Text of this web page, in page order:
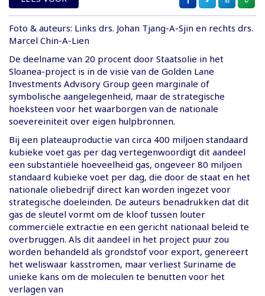
Foto & auteurs: Links drs. Johan Tjang-A-Sjin en rechts drs.
Marcel Chin-A-Lien
De deelname van 20 procent door Staatsolie in het
Sloanea-project is in de visie van de Golden Lane
Investments Advisory Group geen marginale of
symbolische aangelegenheid, maar de strategische
hoeksteen voor het waarborgen van de nationale
soevereiniteit over eigen hulpbronnen.
Bij een plateauproductie van circa 400 miljoen standaard
kubieke voet gas per dag vertegenwoordigt dit aandeel
een substantiële hoeveelheid gas, ongeveer 80 miljoen
standaard kubieke voet per dag, die door de staat en het
nationale oliebedrijf direct kan worden ingezet voor
strategische doeleinden. De auteurs benadrukken dat dit
gas de sleutel vormt om de kloof tussen louter
commerciële extractie en een gericht nationaal beleid te
overbruggen. Als dit aandeel in het project puur zou
worden behandeld als grondstof voor export, genereert
het weliswaar kasstromen, maar verliest Suriname de
unieke kans om de moleculen te benutten voor het
verlagen van